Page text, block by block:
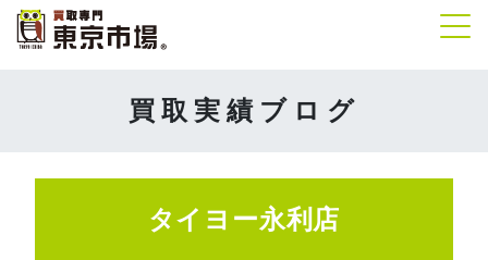
買取実績ブログ
タイヨー永利店